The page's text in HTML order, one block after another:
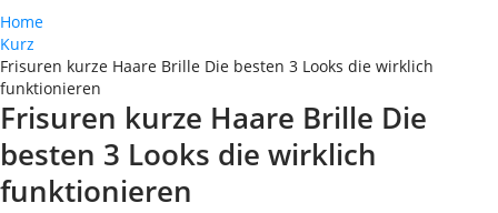
Home
Kurz
Frisuren kurze Haare Brille Die besten 3 Looks die wirklich
funktionieren
Frisuren kurze Haare Brille Die
besten 3 Looks die wirklich
funktionieren